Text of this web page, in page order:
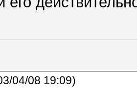
04/08 19:09)